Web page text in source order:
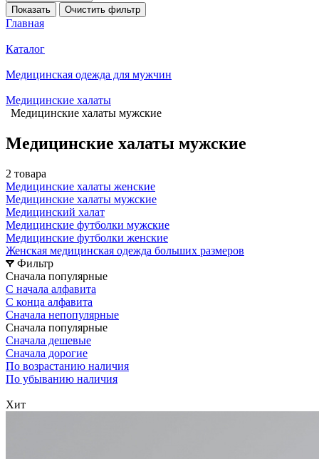
Показать Очистить фильтр
Главная
Каталог
Медицинская одежда для мужчин
Медицинские халаты
Медицинские халаты мужские
Медицинские халаты мужские
2 товара
Медицинские халаты женские
Медицинские халаты мужские
Медицинский халат
Медицинские футболки мужские
Медицинские футболки женские
Женская медицинская одежда больших размеров
Фильтр
Сначала популярные
С начала алфавита
С конца алфавита
Сначала непопулярные
Сначала популярные
Сначала дешевые
Сначала дорогие
По возрастанию наличия
По убыванию наличия
Хит